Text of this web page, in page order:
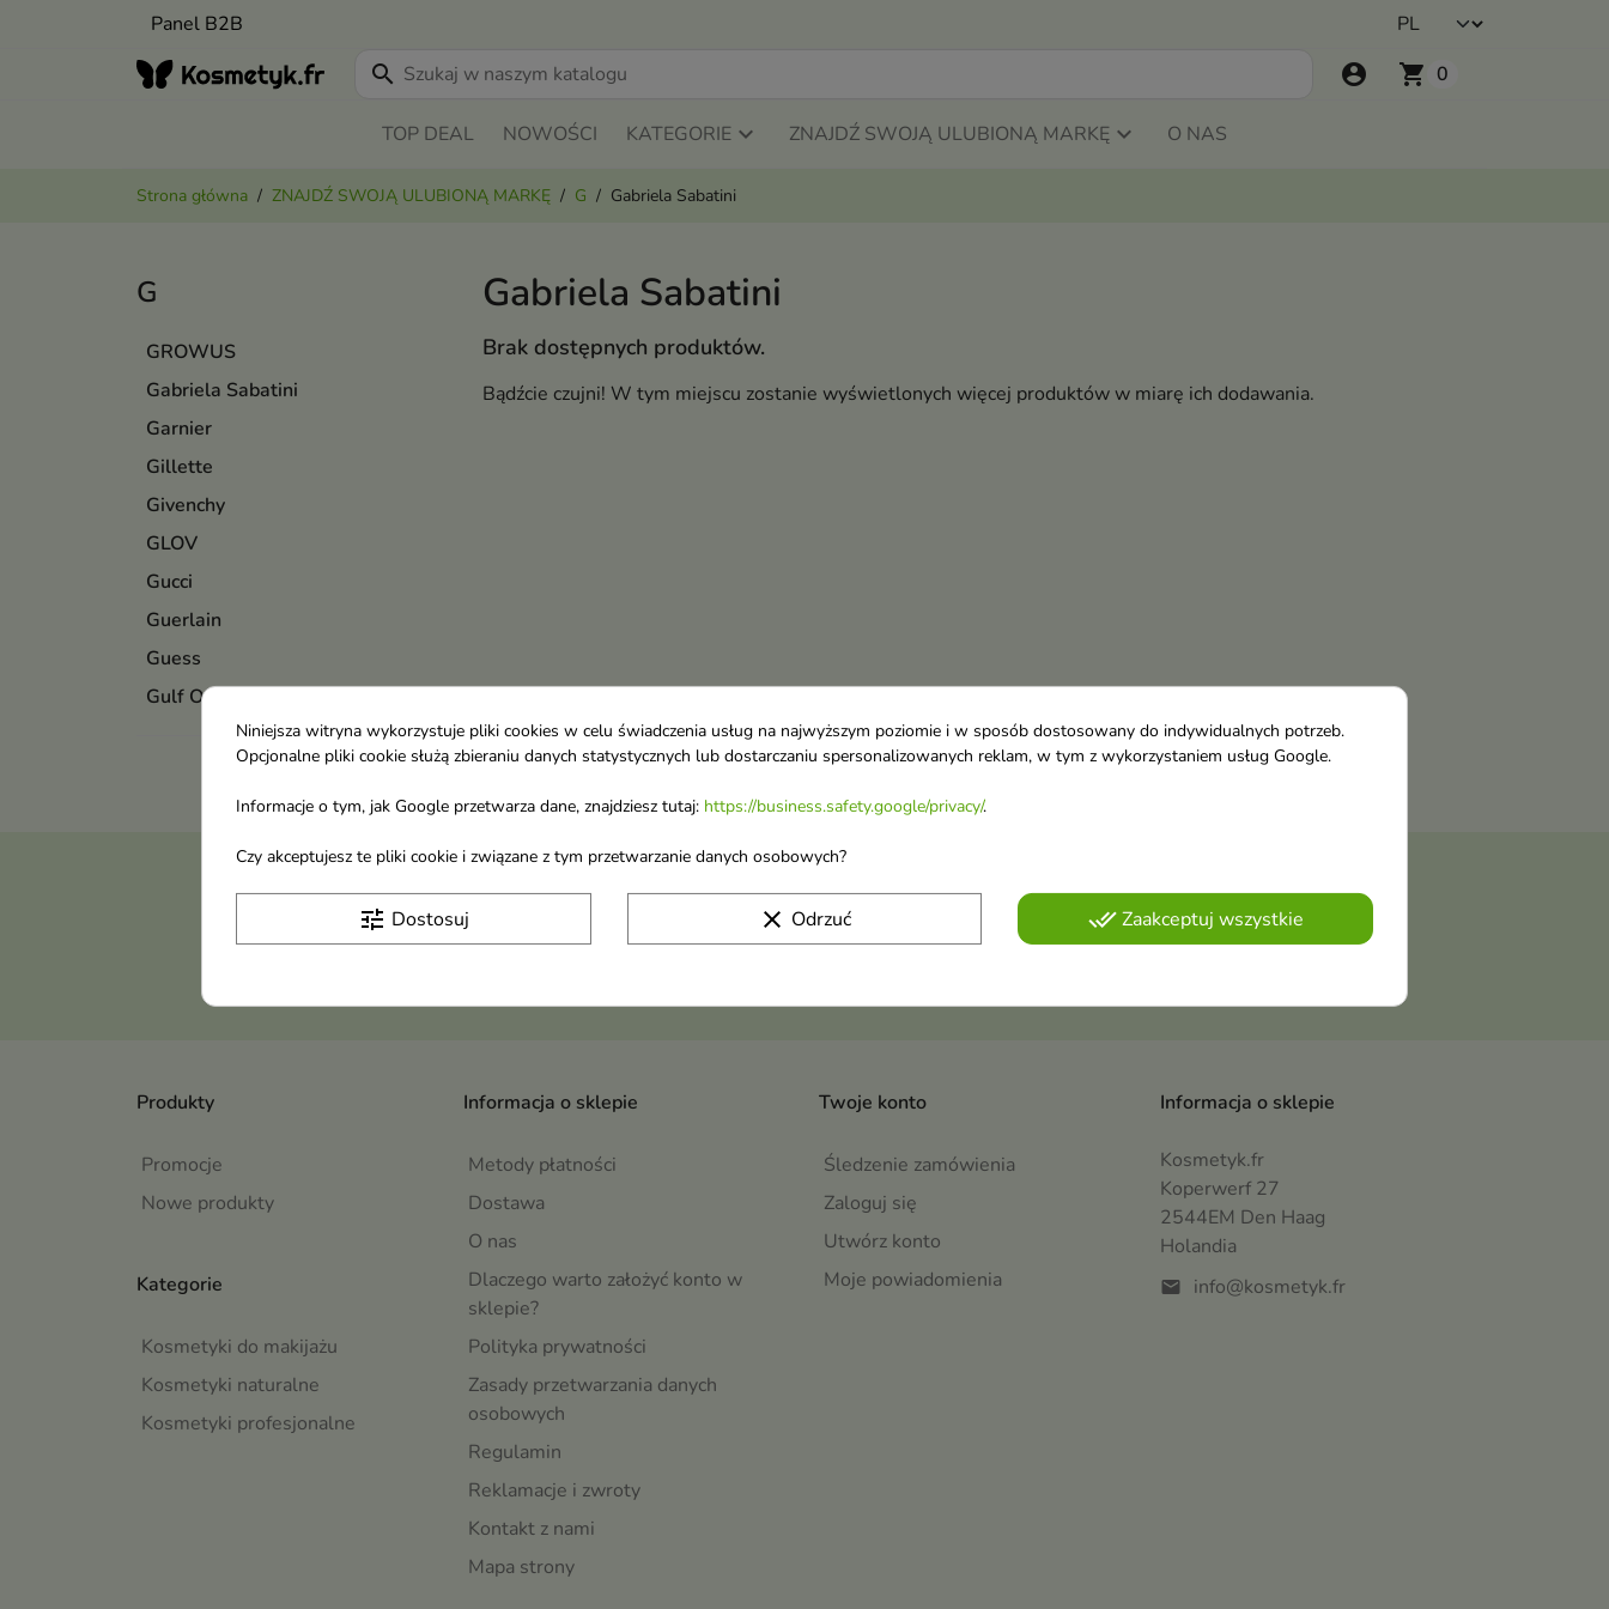
Panel B2B
search account_circle shopping_cart 0
TOP DEAL NOWOŚCI KATEGORIE ZNAJDŹ SWOJĄ ULUBIONĄ MARKĘ O NAS
Strona główna ZNAJDŹ SWOJĄ ULUBIONĄ MARKĘ G Gabriela Sabatini
G
GROWUS
Gabriela Sabatini
Garnier
Gillette
Givenchy
GLOV
Gucci
Guerlain
Guess
Gulf Orchid
Gabriela Sabatini
Brak dostępnych produktów.
Bądźcie czujni! W tym miejscu zostanie wyświetlonych więcej produktów w miarę ich dodawania.
Możesz zrezygnować w każdej chwili. W tym celu należy odnaleźć szczegóły w
naszej informacji prawnej.
Produkty
Promocje
Nowe produkty
Informacja o sklepie
Metody płatności
Dostawa
O nas
Dlaczego warto założyć konto w
sklepie?
Polityka prywatności
Zasady przetwarzania danych
osobowych
Regulamin
Reklamacje i zwroty
Kontakt z nami
Mapa strony
Kategorie
Kosmetyki do makijażu
Kosmetyki naturalne
Kosmetyki profesjonalne
Twoje konto
Śledzenie zamówienia
Zaloguj się
Utwórz konto
Moje powiadomienia
Informacja o sklepie
Kosmetyk.fr
Koperwerf 27
2544EM Den Haag
Holandia
mail info@kosmetyk.fr
Niniejsza witryna wykorzystuje pliki cookies w celu świadczenia usług na najwyższym poziomie i w sposób dostosowany do indywidualnych potrzeb.
Opcjonalne pliki cookie służą zbieraniu danych statystycznych lub dostarczaniu spersonalizowanych reklam, w tym z wykorzystaniem usług Google.
Informacje o tym, jak Google przetwarza dane, znajdziesz tutaj: https://business.safety.google/privacy/.
Czy akceptujesz te pliki cookie i związane z tym przetwarzanie danych osobowych?
tune Dostosuj clear Odrzuć done_allZaakceptuj wszystkie